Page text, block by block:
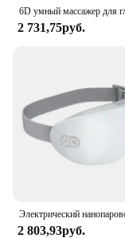
2 731,75руб.
2 803,93руб.